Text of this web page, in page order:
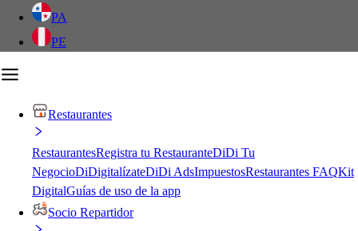
PA
PE
Restaurantes
RestaurantesRegistra tu RestauranteDiDi Tu
NegocioDiDigitalízateDiDi AdsImpuestosRestaurantes FAQKit
DigitalGuías de uso de la app
Socio Repartidor